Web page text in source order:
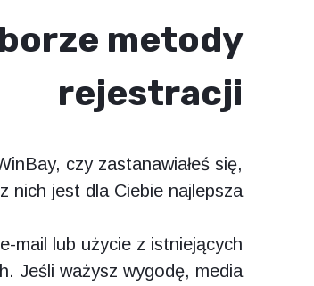
metody
rejestracji
czy zastanawiałeś się,
nich jest dla Ciebie najlepsza?
mail lub użycie z istniejących
Jeśli ważysz wygodę, media